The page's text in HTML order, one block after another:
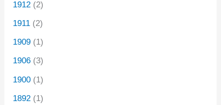
1912 (2)
1911 (2)
1909 (1)
1906 (3)
1900 (1)
1892 (1)